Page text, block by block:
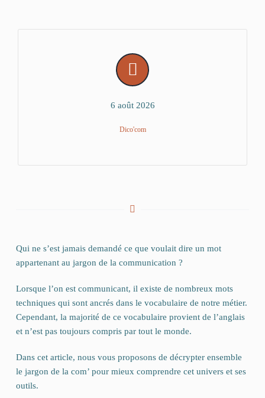
6 août 2026
Dico'com
Qui ne s’est jamais demandé ce que voulait dire un mot
appartenant au jargon de la communication ?
Lorsque l’on est communicant, il existe de nombreux mots
techniques qui sont ancrés dans le vocabulaire de notre métier.
Cependant, la majorité de ce vocabulaire provient de l’anglais
et n’est pas toujours compris par tout le monde.
Dans cet article, nous vous proposons de décrypter ensemble
le jargon de la com’ pour mieux comprendre cet univers et ses
outils.